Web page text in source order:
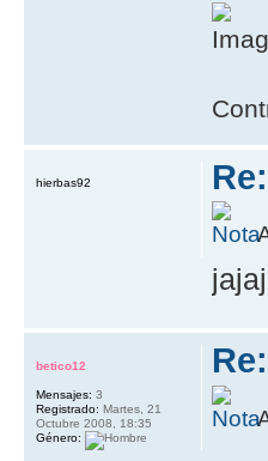
hierbas92
betico12
Mensajes: 3
Registrado: Martes, 21
Octubre 2008, 18:35
Género: